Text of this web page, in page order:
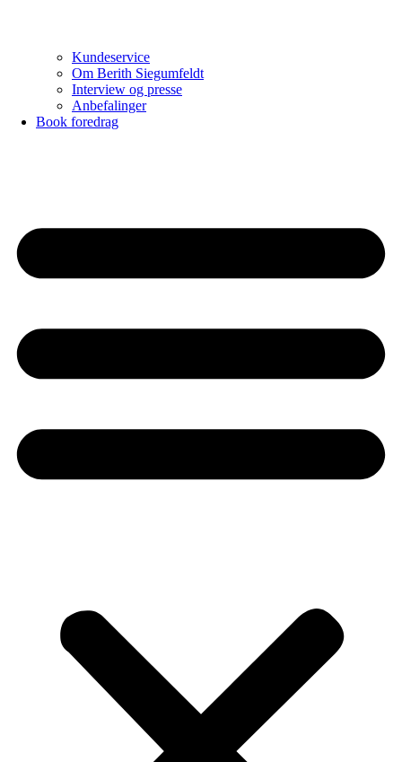
Kundeservice
Om Berith Siegumfeldt
Interview og presse
Anbefalinger
Book foredrag